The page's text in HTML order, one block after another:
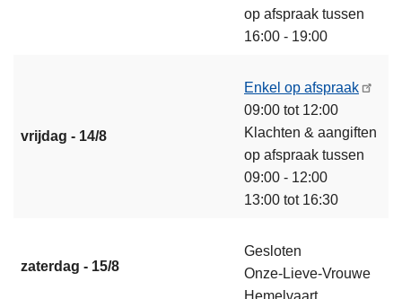
op afspraak tussen
16:00 - 19:00
vrijdag - 14/8
Enkel op afspraak
09:00 tot 12:00
Klachten & aangiften
op afspraak tussen
09:00 - 12:00
13:00 tot 16:30
zaterdag - 15/8
Gesloten
Onze-Lieve-Vrouwe
Hemelvaart